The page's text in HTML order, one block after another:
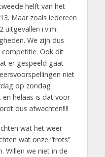
helft van het
Maar zoals iedereen
uitgevallen i.v.m.
We zijn dus
Ook dit
er gespeeld gaat
niet
op zondag
helaas is dat voor
dus afwachten!!!!
wat het weer
wat onze “trots”
Willen we niet in de